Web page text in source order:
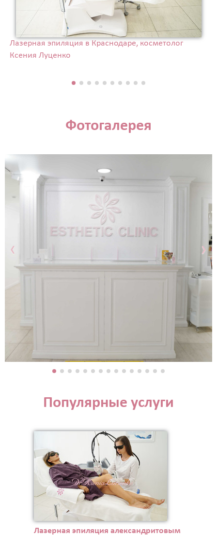
Лазерная эпиляция в Краснодаре, косметолог
Ксения Луценко
Фотогалерея
‹ ›
Популярные услуги
Лазерная эпиляция александритовым